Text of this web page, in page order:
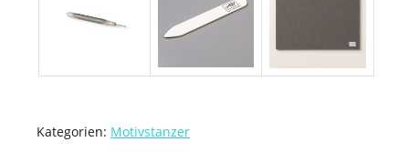
Kategorien: Motivstanzer